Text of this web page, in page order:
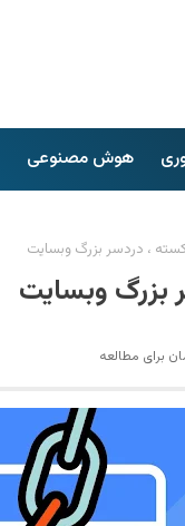
هوش مصنوعی
، دردسر بزرگ وبسایت
بزرگ وبسایت